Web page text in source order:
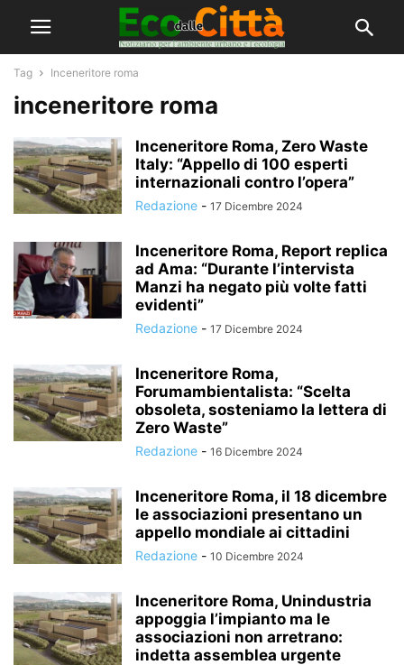
Tag Inceneritore roma
inceneritore roma
Inceneritore Roma, Zero Waste
Italy: “Appello di 100 esperti
internazionali contro l’opera”
Redazione - 17 Dicembre 2024
Inceneritore Roma, Report replica
ad Ama: “Durante l’intervista
Manzi ha negato più volte fatti
evidenti”
Redazione - 17 Dicembre 2024
Inceneritore Roma,
Forumambientalista: “Scelta
obsoleta, sosteniamo la lettera di
Zero Waste”
Redazione - 16 Dicembre 2024
Inceneritore Roma, il 18 dicembre
le associazioni presentano un
appello mondiale ai cittadini
Redazione - 10 Dicembre 2024
Inceneritore Roma, Unindustria
appoggia l’impianto ma le
associazioni non arretrano:
indetta assemblea urgente